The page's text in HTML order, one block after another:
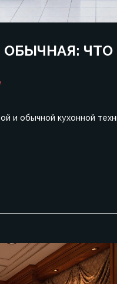
ОБЫЧНАЯ:
и обычной кухонной